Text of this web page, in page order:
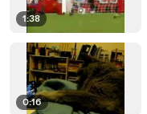
1:38
0:16